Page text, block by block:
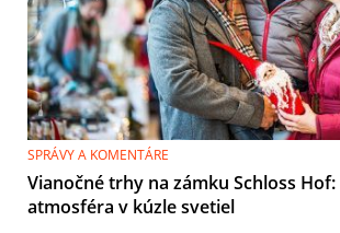
SPRÁVY A KOMENTÁRE
Vianočné trhy na zámku Schloss Hof:
atmosféra v kúzle svetiel